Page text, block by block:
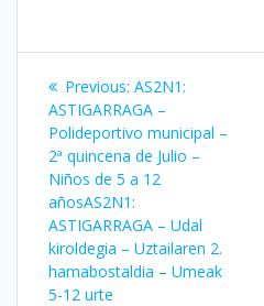
Bidalketetan
zehar
nabigatu
Previous: Previous
post:
AS2N1:
ASTIGARRAGA –
Polideportivo municipal –
2ª quincena de Julio –
Niños de 5 a 12
añosAS2N1:
ASTIGARRAGA – Udal
kiroldegia – Uztailaren 2.
hamabostaldia – Umeak
5-12 urte